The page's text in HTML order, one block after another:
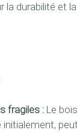
la durabilité et
fragiles :Le
initialement,